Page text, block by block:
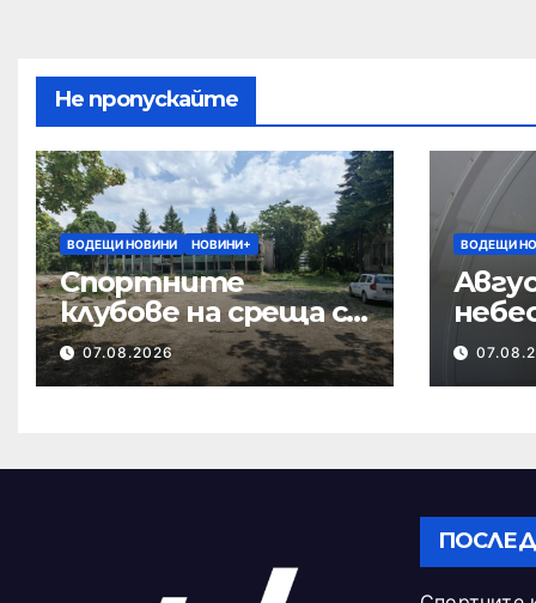
Не пропускайте
ВОДЕЩИ НОВИНИ НОВИНИ+
Спортните
клубове на среща с
кмета за
бъдещето на
07.08.2026
ВОДЕЩИ